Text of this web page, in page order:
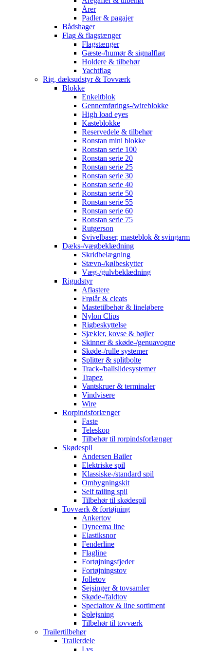
Årer
Padler & pagajer
Bådshager
Flag & flagstænger
Flagstænger
Gæste-/humør & signalflag
Holdere & tilbehør
Yachtflag
Rig, dæksudstyr & Tovværk
Blokke
Enkeltblok
Gennemførings-/wireblokke
High load eyes
Kasteblokke
Reservedele & tilbehør
Ronstan mini blokke
Ronstan serie 100
Ronstan serie 20
Ronstan serie 25
Ronstan serie 30
Ronstan serie 40
Ronstan serie 50
Ronstan serie 55
Ronstan serie 60
Ronstan serie 75
Rutgerson
Svivelbaser, masteblok & svingarm
Dæks-/vægbeklædning
Skridbelægning
Stævn-/kølbeskytter
Væg-/gulvbeklædning
Rigudstyr
Aflastere
Frølår & cleats
Mastetilbehør & lineløbere
Nylon Clips
Rigbeskyttelse
Sjækler, kovse & bøjler
Skinner & skøde-/genuavogne
Skøde-/rulle systemer
Splitter & splitbolte
Track-/ballslidesystemer
Trapez
Vantskruer & terminaler
Vindvisere
Wire
Rorpindsforlænger
Faste
Teleskop
Tilbehør til rorpindsforlænger
Skødespil
Andersen Bailer
Elektriske spil
Klassiske-/standard spil
Ombygningskit
Self tailing spil
Tilbehør til skødespil
Tovværk & fortøjning
Ankertov
Dyneema line
Elastiksnor
Fenderline
Flagline
Fortøjningsfjeder
Fortøjningstov
Jolletov
Sejsinger & tovsamler
Skøde-/faldtov
Specialtov & line sortiment
Splejsning
Tilbehør til tovværk
Trailertilbehør
Trailerdele